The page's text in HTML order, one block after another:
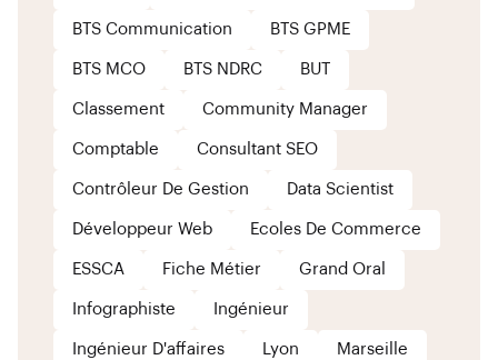
BTS Communication BTS GPME
BTS MCO BTS NDRC BUT
Classement Community Manager
Comptable Consultant SEO
Contrôleur De Gestion Data Scientist
Développeur Web Ecoles De Commerce
ESSCA Fiche Métier Grand Oral
Infographiste Ingénieur
Ingénieur D'affaires Lyon Marseille